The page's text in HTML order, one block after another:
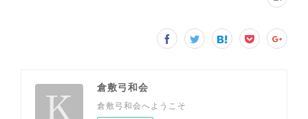
倉敷弓和会
倉敷弓和会へようこそ